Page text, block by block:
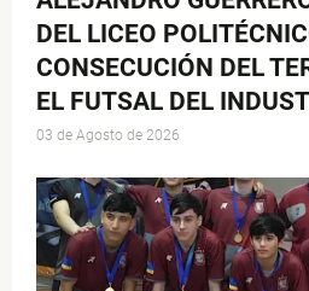
DEL LICEO
CONSECUCIÓN DEL
EL FUTSAL DEL
03 de Agosto de 2026